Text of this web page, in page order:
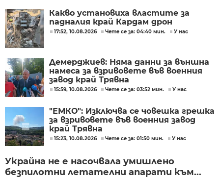
Какво установиха властите за
падналия край Кардам дрон
17:52, 10.08.2026 Чете се за: 04:40 мин. У нас
Демерджиев: Няма данни за външна
намеса за взривовете във военния
завод край Трявна
15:59, 10.08.2026 Чете се за: 03:52 мин. У нас
"ЕМКО": Изключва се човешка грешка
за взривовете във военния завод
край Трявна
15:23, 10.08.2026 Чете се за: 01:50 мин. У нас
Украйна не е насочвала умишлено
безпилотни летателни апарати към...